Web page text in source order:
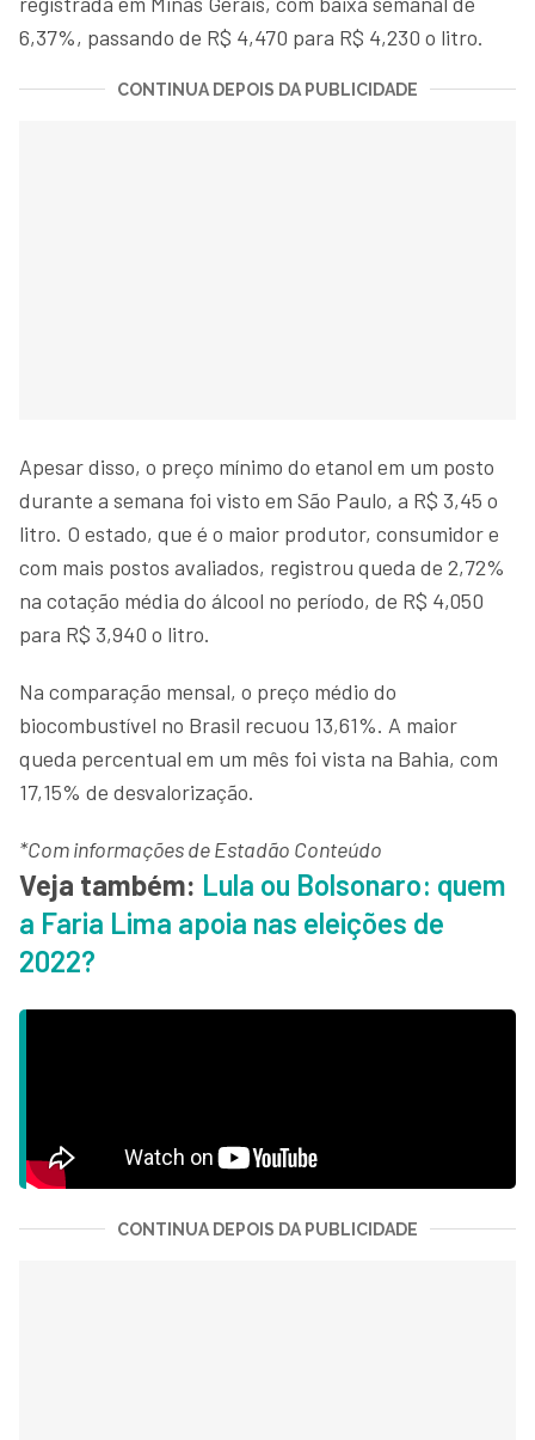
6,37%, passando de R$ 4,470 para R$ 4,230 o litro.
CONTINUA DEPOIS DA PUBLICIDADE
Apesar disso, o preço mínimo do etanol em um posto
durante a semana foi visto em São Paulo, a R$ 3,45 o
litro. O estado, que é o maior produtor, consumidor e
com mais postos avaliados, registrou queda de 2,72%
na cotação média do álcool no período, de R$ 4,050
para R$ 3,940 o litro.
Na comparação mensal, o preço médio do
biocombustível no Brasil recuou 13,61%. A maior
queda percentual em um mês foi vista na Bahia, com
17,15% de desvalorização.
*Com informações de Estadão Conteúdo
Veja também: Lula ou Bolsonaro: quem
a Faria Lima apoia nas eleições de
2022?
CONTINUA DEPOIS DA PUBLICIDADE